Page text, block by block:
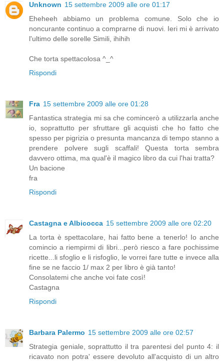
Unknown 15 settembre 2009 alle ore 01:17
Eheheeh abbiamo un problema comune. Solo che io
noncurante continuo a comprarne di nuovi. Ieri mi è arrivato
l'ultimo delle sorelle Simili, ihihih
Che torta spettacolosa ^_^
Rispondi
Fra 15 settembre 2009 alle ore 01:28
Fantastica strategia mi sa che comincerò a utilizzarla anche
io, soprattutto per sfruttare gli acquisti che ho fatto che
spesso per pigrizia o presunta mancanza di tempo stanno a
prendere polvere sugli scaffali! Questa torta sembra
davvero ottima, ma qual'è il magico libro da cui l'hai tratta?
Un bacione
fra
Rispondi
Castagna e Albicocca 15 settembre 2009 alle ore 02:20
La torta è spettacolare, hai fatto bene a tenerlo! Io anche
comincio a riempirmi di libri...però riesco a fare pochissime
ricette...li sfoglio e li risfoglio, le vorrei fare tutte e invece alla
fine se ne faccio 1/ max 2 per libro è già tanto!
Consolatemi che anche voi fate così!
Castagna
Rispondi
Barbara Palermo 15 settembre 2009 alle ore 02:57
Strategia geniale, soprattutto il tra parentesi del punto 4: il
ricavato non potra' essere devoluto all'acquisto di un altro